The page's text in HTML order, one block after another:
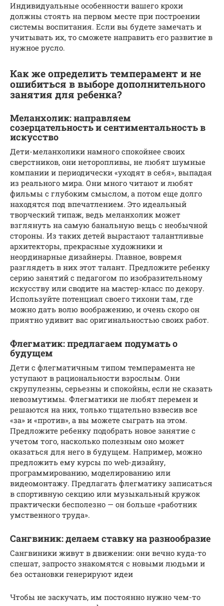
Индивидуальные особенности вашего крохи
должны стоять на первом месте при построении
системы воспитания. Если вы будете замечать и
учитывать их, то сможете направить его развитие в
нужное русло.
Как же определить темперамент и не
ошибиться в выборе дополнительного
занятия для ребенка?
Меланхолик: направляем
созерцательность и сентиментальность в
искусство
Дети-меланхолики намного спокойнее своих
сверстников, они неторопливы, не любят шумные
компании и периодически «уходят в себя», выпадая
из реального мира. Они много читают и любят
фильмы с глубоким смыслом, а потом еще долго
находятся под впечатлением. Это идеальный
творческий типаж, ведь меланхолик может
взглянуть на самую банальную вещь с необычной
стороны. Из таких детей вырастают талантливые
архитекторы, прекрасные художники и
неординарные дизайнеры. Главное, вовремя
разглядеть в них этот талант. Предложите ребенку
серию занятий с педагогом по изобразительному
искусству или сводите на мастер-класс по декору.
Используйте потенциал своего тихони там, где
можно дать волю воображению, и очень скоро он
приятно удивит вас оригинальностью своих работ.
Флегматик: предлагаем подумать о
будущем
Дети с флегматичным типом темперамента не
уступают в рациональности взрослым. Они
скрупулезны, серьезны и спокойны, если не сказать
невозмутимы. Флегматики не любят перемен и
решаются на них, только тщательно взвесив все
«за» и «против», а вы можете сыграть на этом.
Предложите ребенку подобрать новое занятие с
учетом того, насколько полезным оно может
оказаться для него в будущем. Например, можно
предложить ему курсы по web-дизайну,
программированию, моделированию или
видеомонтажу. Предлагать флегматику записаться
в спортивную секцию или музыкальный кружок
практически бесполезно — он больше «работник
умственного труда».
Сангвиник: делаем ставку на разнообразие
Сангвиники живут в движении: они вечно куда-то
спешат, запросто знакомятся с новыми людьми и
без остановки генерируют идеи
Чтобы не заскучать, им постоянно нужно чем-то